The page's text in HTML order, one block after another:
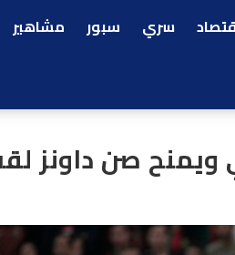
سري سبور مشاهير
صن داونز لقب